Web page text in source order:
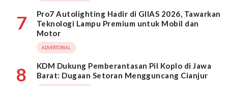
7
Pro7 Autolighting Hadir di GIIAS 2026, Tawarkan
Teknologi Lampu Premium untuk Mobil dan
Motor
ADVERTORIAL
8
KDM Dukung Pemberantasan Pil Koplo di Jawa
Barat: Dugaan Setoran Mengguncang Cianjur